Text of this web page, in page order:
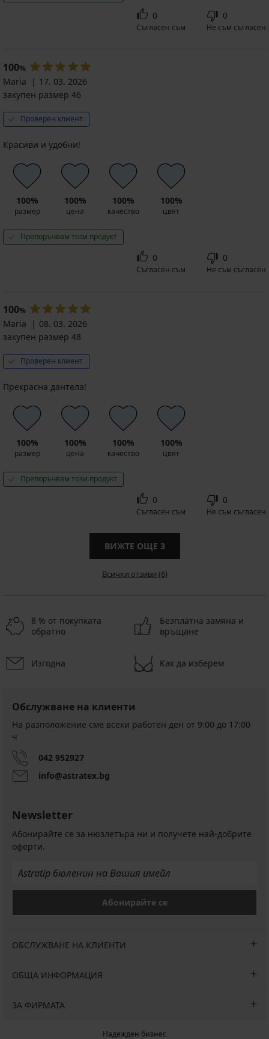
0
Съгласен съм
0
Не съм съгласен
100%
Maria
17. 03. 2026
закупен размер 46
Проверен клиент
Красиви и удобни!
100%
размер
100%
цена
100%
качество
100%
цвят
Препоръчвам този продукт
0
Съгласен съм
0
Не съм съгласен
100%
Maria
08. 03. 2026
закупен размер 48
Проверен клиент
Прекрасна дантела!
100%
размер
100%
цена
100%
качество
100%
цвят
Препоръчвам този продукт
0
Съгласен съм
0
Не съм съгласен
ВИЖТЕ ОЩЕ 3
Всички отзиви (6)
8 % от покупката
обратно
Безплатна замяна и
връщане
Изгодна Как да изберем
Обслужване на клиенти
На разположение сме всеки работен ден от 9:00 до 17:00
ч
042 952927
info@astratex.bg
Newsletter
Абонирайте се за нюзлетъра ни и получете най-добрите
оферти.
Абонирайте се
ОБСЛУЖВАНЕ НА КЛИЕНТИ
ОБЩА ИНФОРМАЦИЯ
ЗА ФИРМАТА
Надежден бизнес